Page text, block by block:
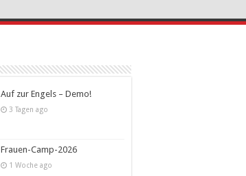
Auf zur Engels – Demo!
3 Tagen ago
Frauen-Camp-2026
1 Woche ago